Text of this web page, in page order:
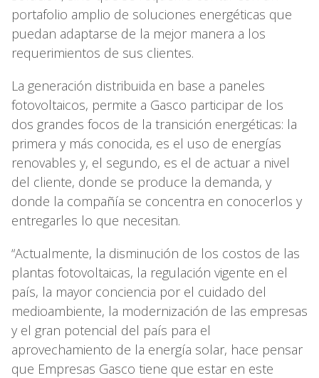
portafolio amplio de soluciones energéticas que
puedan adaptarse de la mejor manera a los
requerimientos de sus clientes.
La generación distribuida en base a paneles
fotovoltaicos, permite a Gasco participar de los
dos grandes focos de la transición energéticas: la
primera y más conocida, es el uso de energías
renovables y, el segundo, es el de actuar a nivel
del cliente, donde se produce la demanda, y
donde la compañía se concentra en conocerlos y
entregarles lo que necesitan.
“Actualmente, la disminución de los costos de las
plantas fotovoltaicas, la regulación vigente en el
país, la mayor conciencia por el cuidado del
medioambiente, la modernización de las empresas
y el gran potencial del país para el
aprovechamiento de la energía solar, hace pensar
que Empresas Gasco tiene que estar en este